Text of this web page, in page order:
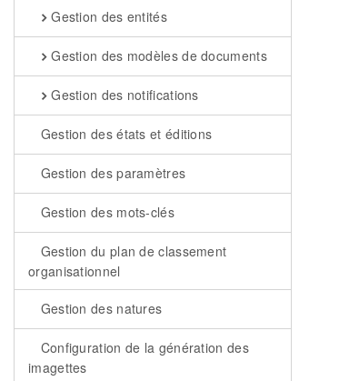
Gestion des entités
Gestion des modèles de documents
Gestion des notifications
Gestion des états et éditions
Gestion des paramètres
Gestion des mots-clés
Gestion du plan de classement
organisationnel
Gestion des natures
Configuration de la génération des
imagettes